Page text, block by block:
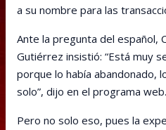
a su nombre para las
Ante la pregunta del español,
Gutiérrez insistió: “Está muy
porque lo había abandonado,
solo”, dijo en el programa web.
Pero no solo eso, pues la